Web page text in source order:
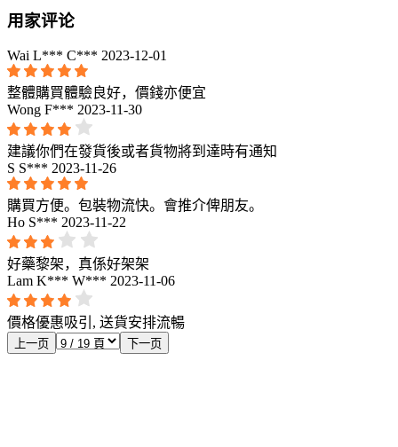
用家评论
Wai L*** C*** 2023-12-01
整體購買體驗良好，價錢亦便宜
Wong F*** 2023-11-30
建議你們在發貨後或者貨物將到達時有通知
S S*** 2023-11-26
購買方便。包裝物流快。會推介俾朋友。
Ho S*** 2023-11-22
好藥黎架，真係好架架
Lam K*** W*** 2023-11-06
價格優惠吸引, 送貨安排流暢
上一页 下一页